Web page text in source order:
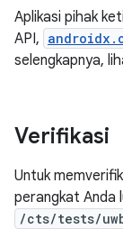
Aplikasi pihak
API,
selengkapnya,
Verifikasi
Untuk
perangkat Anda
/cts/tests/